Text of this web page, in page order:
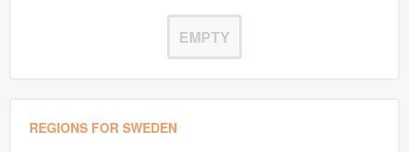
EMPTY
REGIONS FOR SWEDEN